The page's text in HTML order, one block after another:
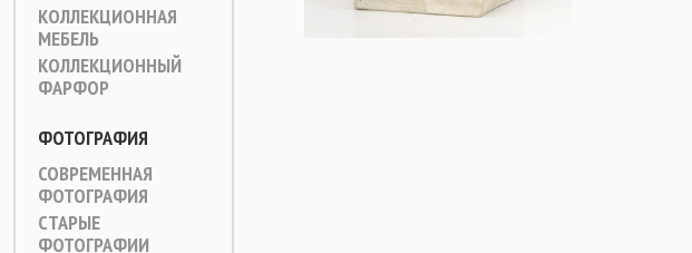
КОЛЛЕКЦИОННАЯ
МЕБЕЛЬ
КОЛЛЕКЦИОННЫЙ
ФАРФОР
ФОТОГРАФИЯ
СОВРЕМЕННАЯ
ФОТОГРАФИЯ
СТАРЫЕ
ФОТОГРАФИИ